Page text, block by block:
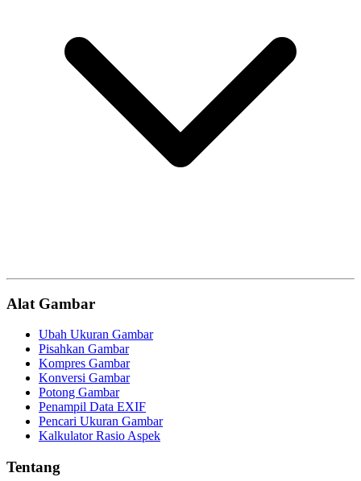
Alat Gambar
Ubah Ukuran Gambar
Pisahkan Gambar
Kompres Gambar
Konversi Gambar
Potong Gambar
Penampil Data EXIF
Pencari Ukuran Gambar
Kalkulator Rasio Aspek
Tentang